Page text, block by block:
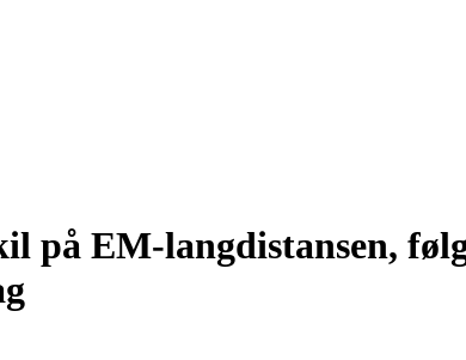
på EM-langdistansen,